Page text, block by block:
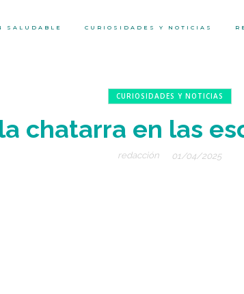
SALUDABLE CURIOSIDADES Y NOTICIAS
CURIOSIDADES Y NOTICIAS
chatarra en las
redacción 01/04/2025